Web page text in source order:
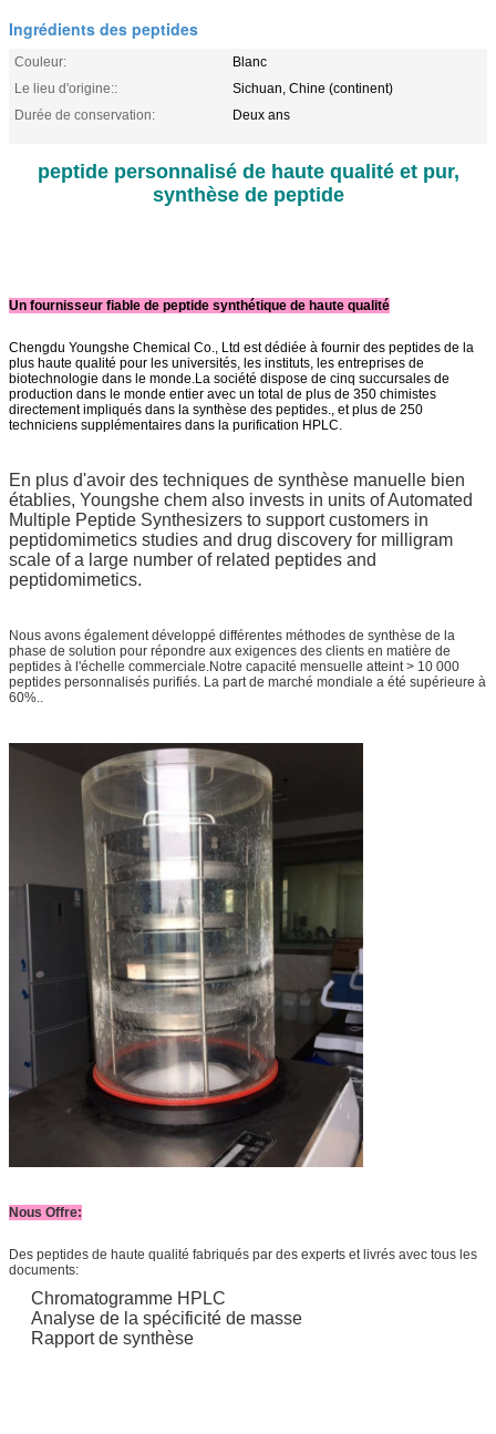
Ingrédients des peptides
Couleur:
Blanc
Le lieu d'origine::
Sichuan, Chine (continent)
Durée de conservation:
Deux ans
peptide personnalisé de haute qualité et pur,
synthèse de peptide
Un fournisseur fiable de peptide synthétique de haute qualité
Chengdu Youngshe Chemical Co., Ltd est dédiée à fournir des peptides de la
plus haute qualité pour les universités, les instituts, les entreprises de
biotechnologie dans le monde.La société dispose de cinq succursales de
production dans le monde entier avec un total de plus de 350 chimistes
directement impliqués dans la synthèse des peptides., et plus de 250
techniciens supplémentaires dans la purification HPLC.
En plus d'avoir des techniques de synthèse manuelle bien
établies, Youngshe chem also invests in units of Automated
Multiple Peptide Synthesizers to support customers in
peptidomimetics studies and drug discovery for milligram
scale of a large number of related peptides and
peptidomimetics.
Nous avons également développé différentes méthodes de synthèse de la
phase de solution pour répondre aux exigences des clients en matière de
peptides à l'échelle commerciale.Notre capacité mensuelle atteint > 10 000
peptides personnalisés purifiés. La part de marché mondiale a été supérieure à
60%..
Nous Offre:
Des peptides de haute qualité fabriqués par des experts et livrés avec tous les
documents:
Chromatogramme HPLC
Analyse de la spécificité de masse
Rapport de synthèse